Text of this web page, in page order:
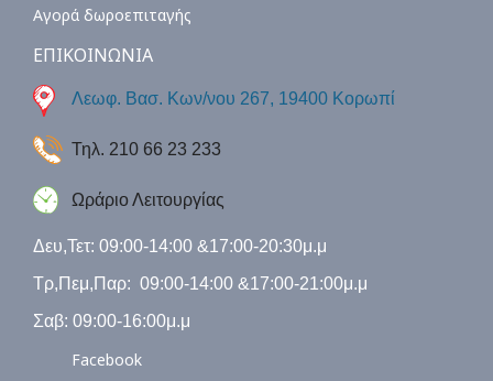
Αγορά δωροεπιταγής
ΕΠΙΚΟΙΝΩΝΙΑ
Λεωφ. Βασ. Κων/νου 267, 19400 Κορωπί
Τηλ. 210 66 23 233
Ωράριο Λειτουργίας
Δευ,Τετ: 09:00-14:00 &17:00-20:30μ.μ
Τρ,Πεμ,Παρ: 09:00-14:00 &17:00-21:00μ.μ
Σαβ: 09:00-16:00μ.μ
Facebook